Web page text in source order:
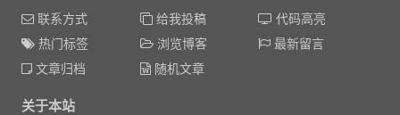
联系方式 给我投稿
代码高亮
热门标签
浏览博客
最新留言
文章归档
随机文章
关于本站